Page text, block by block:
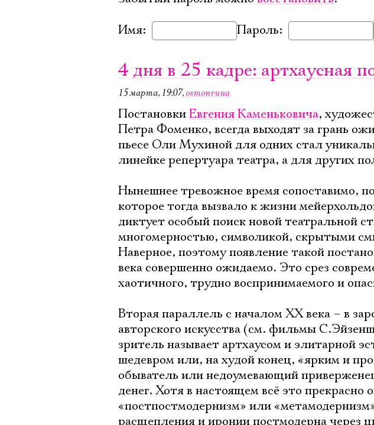
Имя: Пароль:
4 дня в 25 кадре: артхаусная
15 марта, 19:07, osmonruna
ПостановкиЕвгения Каменьковича,
Петра Фоменко, всегда выходят за грань
пьесе Оли Мухиной для одних стал
линейке репертуара театра, а для других
Нынешнее тревожное время сопоставимо,
которое тогда вызвало к жизни
диктует особый поиск новой театральной
многомерностью, символикой, скрытыми
Наверное, поэтому появление такой
века совершенно ожидаемо. Это срез
хаотичного, трудно воспринимаемого и
Вторая параллель с началом ХХ века – в
авторского искусства (см. фильмы
зритель называет артхаусом и элитарной
шедевром или, на худой конец, «ярким и
обыватель или недоумевающий
денег. Хотя в настоящем всё это прекрасно
«постпостмодернизм» или
расщепления и иронии постмодерна через